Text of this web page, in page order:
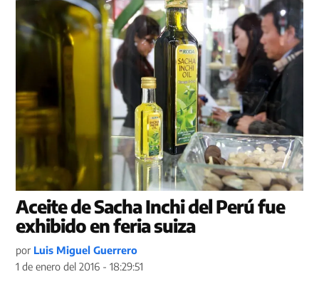
Aceite de Sacha Inchi del Perú fue
exhibido en feria suiza
por Luis Miguel Guerrero
1 de enero del 2016 - 18:29:51